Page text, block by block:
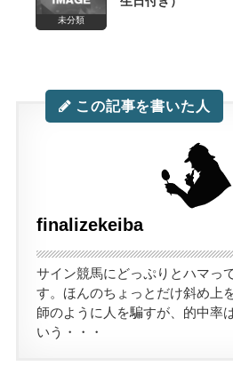
未分類
この記事を書いた人
finalizekeiba
サイン競馬にどっぷりとハマっ
す。ほんのちょっとだけ斜め上
師のように人を騙すが、的中率
いう・・・